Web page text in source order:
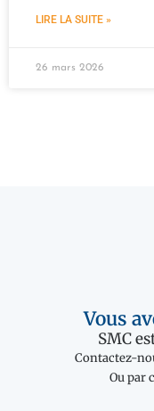
LIRE LA SUITE »
26 mars 2026
Vous
SMC
Contactez-
Ou par